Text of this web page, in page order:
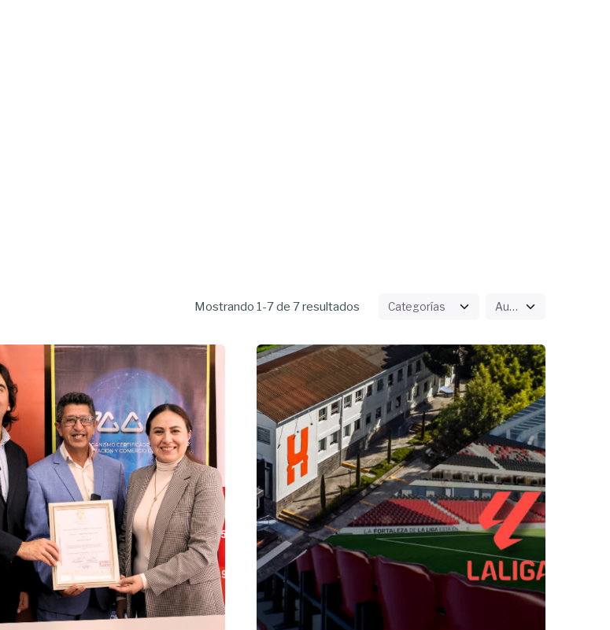
Mostrando 1-7 de 7 resultados
Enviado
por
Enviado
por
UHE